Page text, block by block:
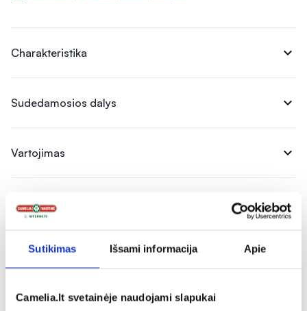
Sutikimas Išsami informacija Apie
Camelia.lt svetainėje naudojami slapukai
Charakteristika expand_more
Sudedamosios dalys expand_more
Vartojimas expand_more
Atsiliepimai (2) expand_more